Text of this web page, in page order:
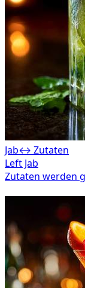
Jab↔ Zutaten